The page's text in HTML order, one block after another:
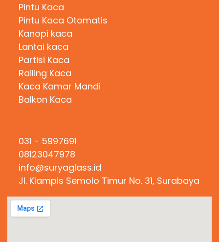
Pintu Kaca
Pintu Kaca Otomatis
Kanopi kaca
Lantai kaca
Partisi Kaca
Railing Kaca
Kaca Kamar Mandi
Balkon Kaca
031 - 5997691
08123047978
info@suryaglass.id
Jl. Klampis Semolo Timur No. 31, Surabaya